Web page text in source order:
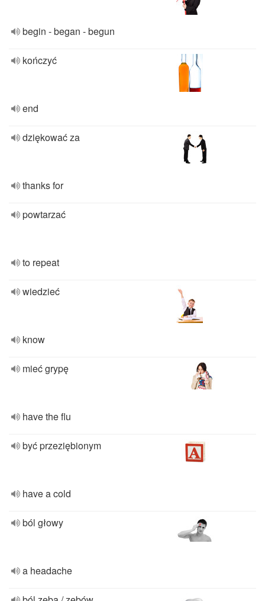
begin - began - begun
kończyć
end
dziękować za
thanks for
powtarzać
to repeat
wiedzieć
know
mieć grypę
have the flu
być przeziębionym
have a cold
ból głowy
a headache